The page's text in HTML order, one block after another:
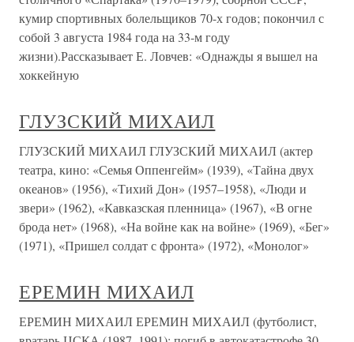
кумир спортивных болельщиков 70-х годов; покончил с
собой 3 августа 1984 года на 33-м году
жизни).Рассказывает Е. Ловчев: «Однажды я вышел на
хоккейную
ГЛУЗСКИЙ МИХАИЛ
ГЛУЗСКИЙ МИХАИЛ ГЛУЗСКИЙ МИХАИЛ (актер
театра, кино: «Семья Оппенгейм» (1939), «Тайна двух
океанов» (1956), «Тихий Дон» (1957–1958), «Люди и
звери» (1962), «Кавказская пленница» (1967), «В огне
брода нет» (1968), «На войне как на войне» (1969), «Бег»
(1971), «Пришел солдат с фронта» (1972), «Монолог»
ЕРЕМИН МИХАИЛ
ЕРЕМИН МИХАИЛ ЕРЕМИН МИХАИЛ (футболист,